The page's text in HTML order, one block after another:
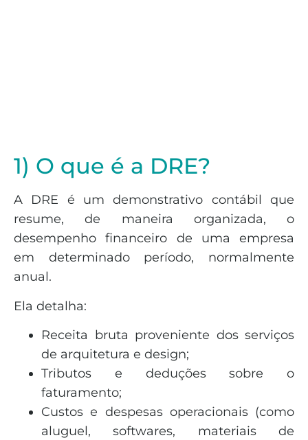
1) O que é a DRE?
A DRE é um demonstrativo contábil que
resume, de maneira organizada, o
desempenho financeiro de uma empresa
em determinado período, normalmente
anual.
Ela detalha:
Receita bruta proveniente dos serviços
de arquitetura e design;
Tributos e deduções sobre o
faturamento;
Custos e despesas operacionais (como
aluguel, softwares, materiais de